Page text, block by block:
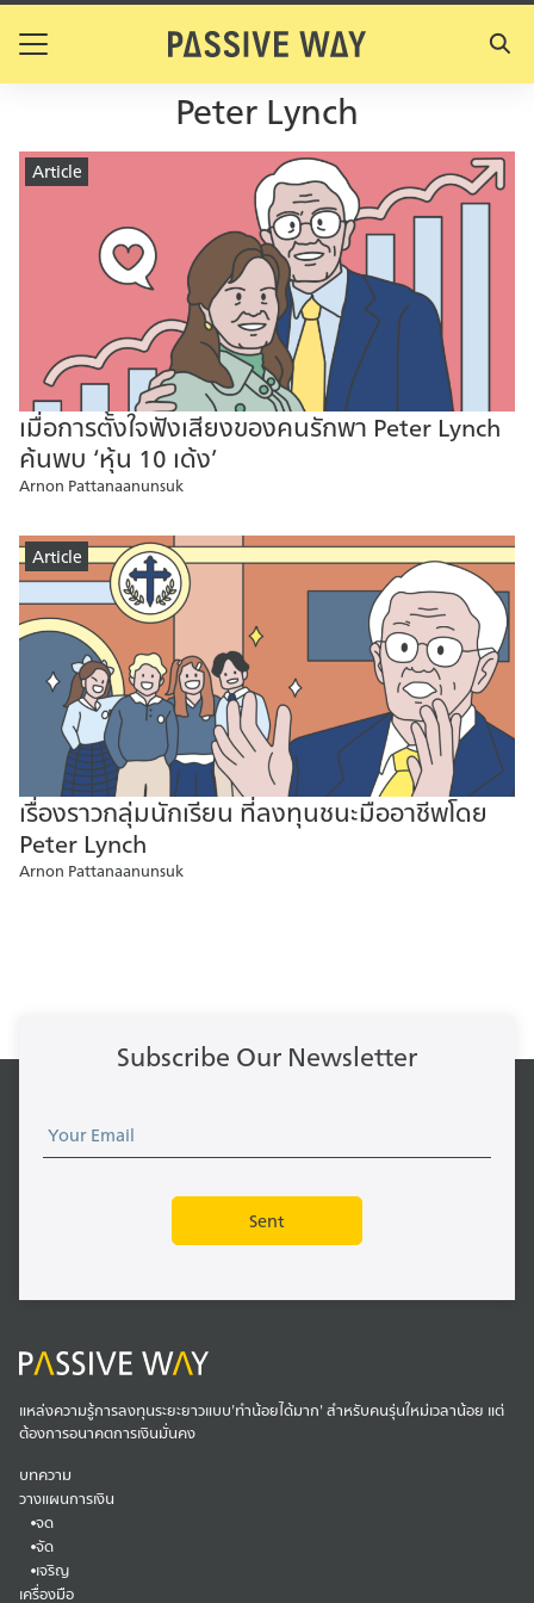
Skip
Peter Lynch
Article
เมื่อการตั้งใจฟังเสียงของคนรักพา Peter Lynch
ค้นพบ ‘หุ้น 10 เด้ง’
Arnon Pattanaanunsuk
Article
เรื่องราวกลุ่มนักเรียน ที่ลงทุนชนะมืออาชีพโดย
Peter Lynch
Arnon Pattanaanunsuk
Subscribe Our Newsletter
แหล่งความรู้การลงทุนระยะยาวแบบ'ทำน้อยได้มาก' สำหรับคนรุ่นใหม่เวลาน้อย แต่
ต้องการอนาคตการเงินมั่นคง
บทความ
วางแผนการเงิน
จด
จัด
เจริญ
เครื่องมือ